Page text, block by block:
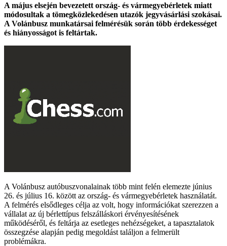
A május elsején bevezetett ország- és vármegyebérletek miatt
módosultak a tömegközlekedésen utazók jegyvásárlási szokásai.
A Volánbusz munkatársai felmérésük során több érdekességet
és hiányosságot is feltártak.
A Volánbusz autóbuszvonalainak több mint felén elemezte június
26. és július 16. között az ország- és vármegyebérletek használatát.
A felmérés elsődleges célja az volt, hogy információkat szerezzen a
vállalat az új bérlettípus felszálláskori érvényesítésének
működéséről, és feltárja az esetleges nehézségeket, a tapasztalatok
összegzése alapján pedig megoldást találjon a felmerült
problémákra.